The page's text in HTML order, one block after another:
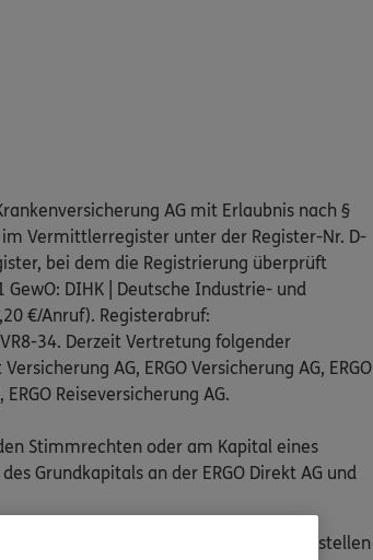
AG mit Erlaubnis nach §
Vermittlerregister unter der Register-Nr. D-
bei dem die Registrierung überprüft
DIHK | Deutsche Industrie- und
€/Anruf). Registerabruf:
34. Derzeit Vertretung folgender
AG, ERGO Versicherung AG, ERGO
Reiseversicherung AG.
Stimmrechten oder am Kapital eines
Grundkapitals an der ERGO Direkt AG und
als Streitbeilegungsstellen